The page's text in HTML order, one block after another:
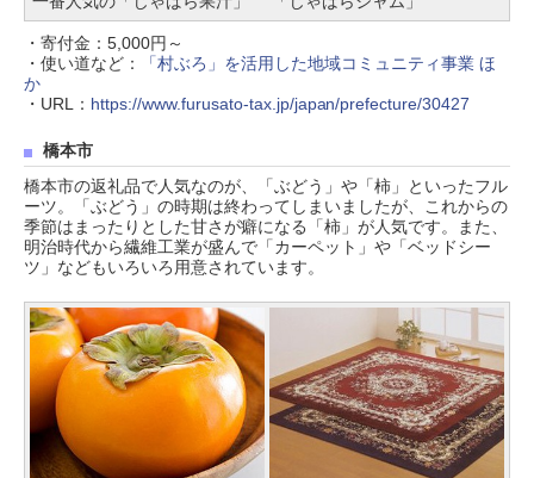
・寄付金：5,000円～
・使い道など：
「村ぶろ」を活用した地域コミュニティ事業 ほ
か
・URL： https://www.furusato-tax.jp/japan/prefecture/30427
橋本市
橋本市の返礼品で人気なのが、「ぶどう」や「柿」といったフル
ーツ。「ぶどう」の時期は終わってしまいましたが、これからの
季節はまったりとした甘さが癖になる「柿」が人気です。また、
明治時代から繊維工業が盛んで「カーペット」や「ベッドシー
ツ」などもいろいろ用意されています。